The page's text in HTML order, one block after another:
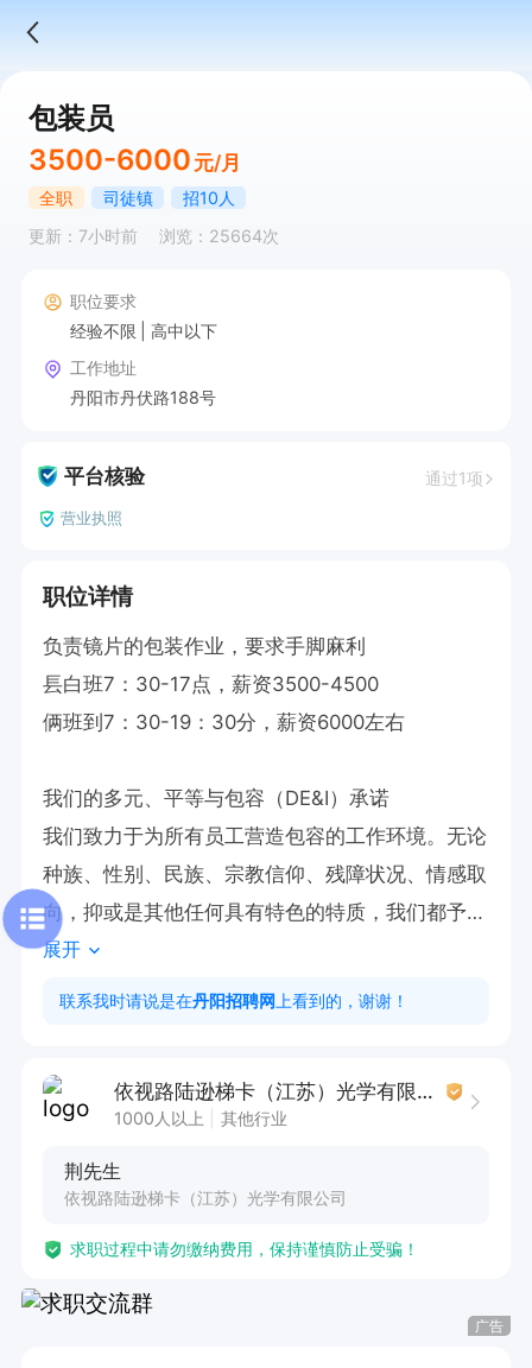
包装员
3500-6000 元/月
全职 司徒镇
招10人
更新：7小时前
浏览：25664次
职位要求
经验不限
高中以下
工作地址
丹阳市丹伏路188号
平台核验 通过1项
营业执照
职位详情
负责镜片的包装作业，要求手脚麻利
镸白班7：30-17点，薪资3500-4500
俩班到7：30-19：30分，薪资6000左右
我们的多元、平等与包容（DE&I）承诺
我们致力于为所有员工营造包容的工作环境。无论
种族、性别、民族、宗教信仰、残障状况、情感取
向，抑或是其他任何具有特色的特质，我们都予以
尊重，并为所有人提供平等的机会。
展开
联系我时请说是在丹阳招聘网 上看到的，谢谢！
依视路陆逊梯卡（江苏）光学有限公司
1000人以上 其他行业
荆先生
依视路陆逊梯卡（江苏）光学有限公司
求职过程中请勿缴纳费用，保持谨慎防止受骗！
广告